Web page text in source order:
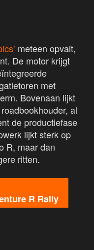
meteen opvalt,
De motor krijgt
met
Bovenaan lijkt
al
de productiefase
lijkt sterk op
R, maar dan
ritten.
R Rally